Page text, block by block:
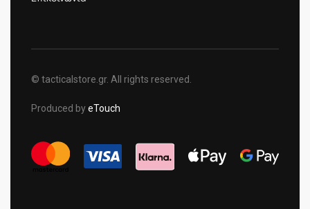
© tacticalstore.gr. All rights reserved.
Produced byeTouch